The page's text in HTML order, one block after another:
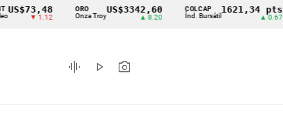
Cintillo
indicadores
económicos
▼ 1.12
ORO
Onza Troy
US$3342,60 COLCAP
Índ. Bursátil
1621,34 pts
graphic_eq play_arrow photo_camera